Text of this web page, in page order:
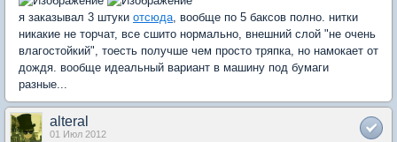
я заказывал 3 штуки отсюда , вообще по 5 баксов полно. нитки
никакие не торчат, все сшито нормально, внешний слой "не очень
влагостойкий", тоесть получше чем просто тряпка, но намокает от
дождя. вообще идеальный вариант в машину под бумаги
разные...
alteral
01 Июл 2012